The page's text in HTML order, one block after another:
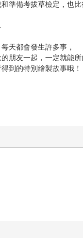
準備考拔草檢定，也比
天都會發生許多事，
朋友一起，一定就能所
到的特別繪製故事哦！